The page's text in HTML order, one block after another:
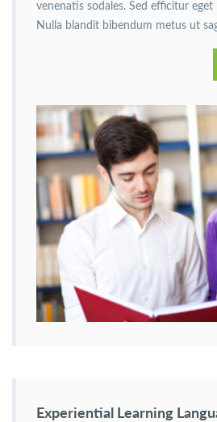
venenatis sodales. Sed efficitur eget
Nulla blandit bibendum metus ut
Experiential Learning